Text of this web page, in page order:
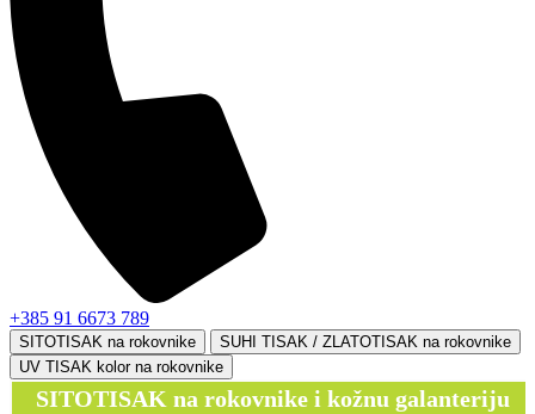
+385 91 6673 789
SITOTISAK na rokovnike
SUHI TISAK / ZLATOTISAK na rokovnike
UV TISAK kolor na rokovnike
SITOTISAK na rokovnike i kožnu galanteriju